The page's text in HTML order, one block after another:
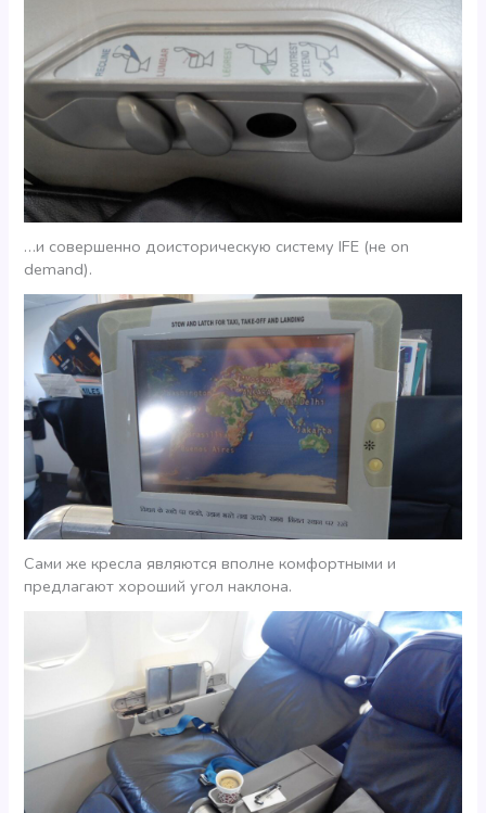
…и совершенно доисторическую систему IFE (не on
demand).
Сами же кресла являются вполне комфортными и
предлагают хороший угол наклона.